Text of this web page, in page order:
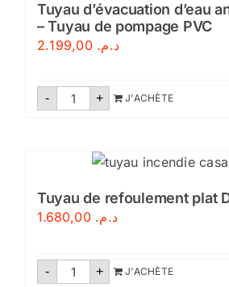
Tuyau d’évacuation d’eau
– Tuyau de pompage PVC
د.م. 2.199,00
- quantité
inondation
Tuyau
de
pompage
+ J'ACHÈTE
Tuyau de refoulement plat
د.م. 1.680,00
- quantité
+ J'ACHÈTE